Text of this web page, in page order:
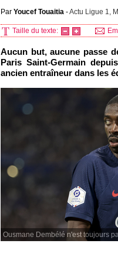
Par Youcef Touaitia -Actu Ligue 1,
Taille du texte:
Aucun but, aucune passe
Paris Saint-Germain
ancien entraîneur dans les
Ousmane Dembélé n'est toujours